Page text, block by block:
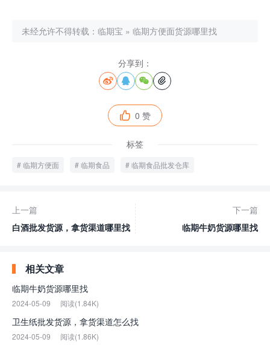
未经允许不得转载： 临期宝 » 临期方便面货源哪里找
分享到：
   
 0 赞
标签
临期方便面 临期食品 临期食品批发仓库
上一篇
白酒批发货源，拿货渠道哪里找
下一篇
临期牛奶货源哪里找
相关文章
临期牛奶货源哪里找
2024-05-09 阅读(1.84K)
卫生纸批发货源，拿货渠道怎么找
2024-05-09 阅读(1.86K)